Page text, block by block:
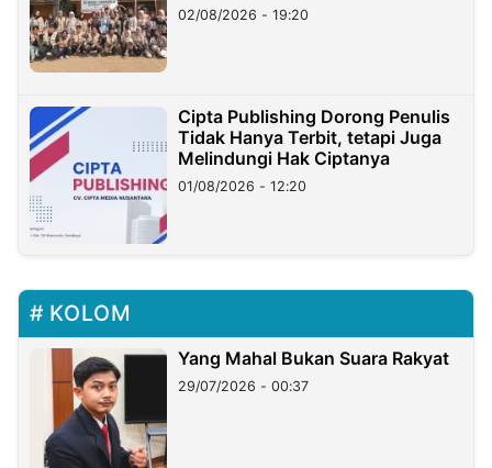
02/08/2026 - 19:20
Cipta Publishing Dorong Penulis
Tidak Hanya Terbit, tetapi Juga
Melindungi Hak Ciptanya
01/08/2026 - 12:20
KOLOM
Yang Mahal Bukan Suara Rakyat
29/07/2026 - 00:37